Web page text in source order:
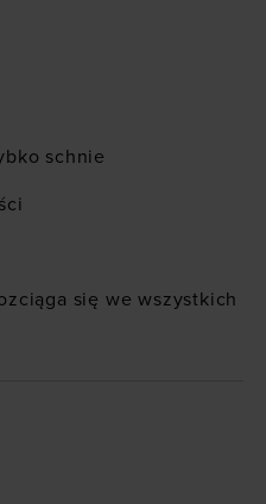
schnie
się we wszystkich